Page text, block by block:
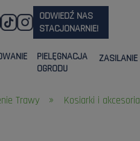
ODWIEDŹ NAS
STACJONARNIE!
PIELĘGNACJA
OGRODU
ZASILANIE
Trawy » Kosiarki i akcesoria